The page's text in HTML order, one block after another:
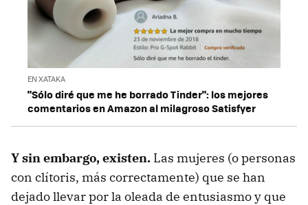
EN XATAKA
"Sólo diré que me he borrado Tinder": los mejores
comentarios en Amazon al milagroso Satisfyer
Y sin embargo, existen. Las mujeres (o personas
con clítoris, más correctamente) que se han
dejado llevar por la oleada de entusiasmo y que